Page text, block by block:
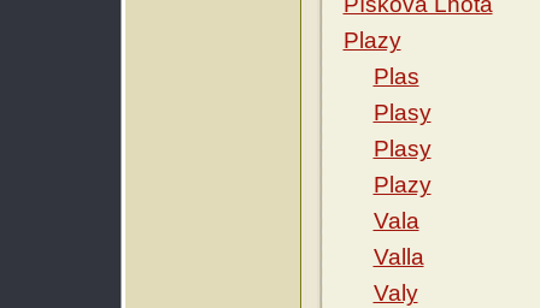
Plazy
Plas
Plasy
Plasy
Plazy
Vala
Valla
Valy